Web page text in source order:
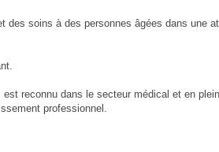
soins à des personnes âgées dans une
reconnu dans le secteur médical et en
professionnel.